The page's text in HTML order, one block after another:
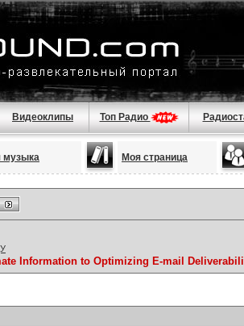
Видеоклипы Топ Радио
музыка Моя страница
Information to Optimizing E-mail